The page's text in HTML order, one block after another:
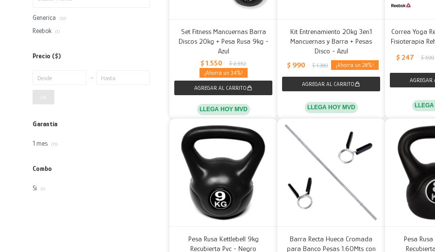
Set Fitness Mancuernas Barra
Discos 20kg + Pesa Rusa 9kg -
Azul
$ 1.550 $ 2.352
34
LLEGA HOY MVD
Kit Entrenamiento 20kg 3en1
Mancuernas y Barra + Pesas
Disco - Azul
$ 990 $ 1.380 28
LLEGA HOY MVD
Correa Yoga
Fisioterapia
$ 247 $ 599
Pesa Rusa Kettlebell 9kg
Recubierta Pvc - Negro
Barra Recta Hueca Cromada
para Banco Pesas 1.60Mts con
Pesa
Generica (12)
Reebok (1)
Precio ($)
Garantía
1 mes (13)
Combo
Si (1)